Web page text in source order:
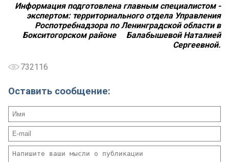
Информация подготовлена главным специалистом -
экспертом: территориального отдела Управления
Роспотребнадзора по Ленинградской области в
Бокситогорском районе Балабышевой Наталией
Сергеевной.
732116
Оставить сообщение: